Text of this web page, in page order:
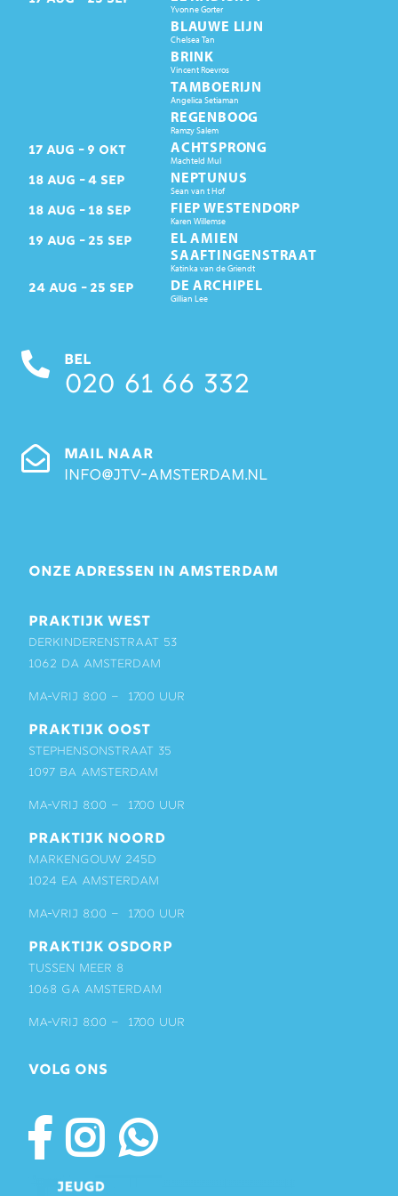
Yvonne Gorter
BLAUWE LIJN
Chelsea Tan
BRINK
Vincent Roevros
TAMBOERIJN
Angelica Setiaman
REGENBOOG
Ramzy Salem
17 AUG 9 OKT ACHTSPRONG
Machteld Mul
18 AUG 4 SEP NEPTUNUS
Sean van t Hof
18 AUG 18 SEP FIEP WESTENDORP
Karen Willemse
19 AUG 25 SEP
EL AMIEN
SAAFTINGENSTRAAT
Katinka van de Griendt
24 AUG 25 SEP DE ARCHIPEL
Gillian Lee
BEL
020 61 66 332
MAIL NAAR
info@jtv-amsterdam.nl
ONZE ADRESSEN IN AMSTERDAM
PRAKTIJK WEST
Derkinderenstraat 53
1062 DA Amsterdam
ma-vrij 8:00 – 17:00 uur
PRAKTIJK OOST
Stephensonstraat 35
1097 BA Amsterdam
ma-vrij 8:00 – 17:00 uur
PRAKTIJK NOORD
Markengouw 245D
1024 EA Amsterdam
ma-vrij 8:00 – 17:00 uur
PRAKTIJK OSDORP
Tussen Meer 8
1068 GA Amsterdam
ma-vrij 8:00 – 17:00 uur
VOLG ONS